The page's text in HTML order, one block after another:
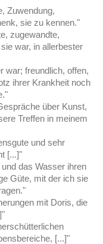
Zuwendung,
sie zu kennen."
zugewandte,
war, in allerbester
war; freundlich, offen,
ihrer Krankheit noch
über Kunst,
Treffen in meinem
und sehr
[...]"
das Wasser ihren
Güte, mit der ich sie
mit Doris, die
[...]"